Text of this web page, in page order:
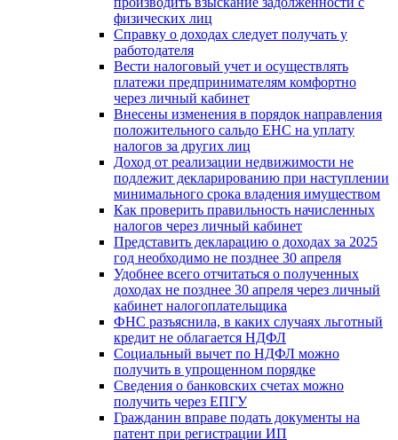
физических лиц
Справку о доходах следует получать у
работодателя
Вести налоговый учет и осуществлять
платежи предпринимателям комфортно
через личный кабинет
Внесены изменения в порядок направления
положительного сальдо ЕНС на уплату
налогов за других лиц
Доход от реализации недвижимости не
подлежит декларированию при наступлении
минимального срока владения имуществом
Как проверить правильность начисленных
налогов через личный кабинет
Представить декларацию о доходах за 2025
год необходимо не позднее 30 апреля
Удобнее всего отчитаться о полученных
доходах не позднее 30 апреля через личный
кабинет налогоплательщика
ФНС разъяснила, в каких случаях льготный
кредит не облагается НДФЛ
Социальный вычет по НДФЛ можно
получить в упрощенном порядке
Сведения о банковских счетах можно
получить через ЕПГУ
Гражданин вправе подать документы на
патент при регистрации ИП